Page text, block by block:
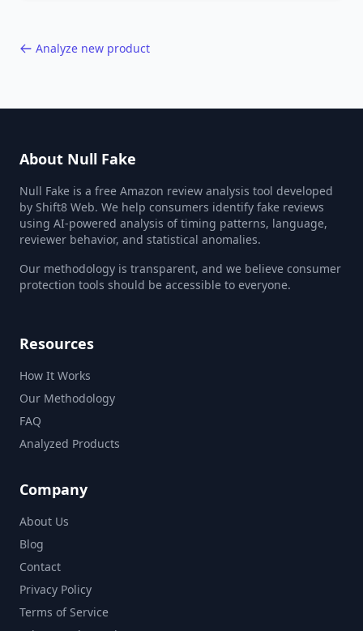
Analyze new product
About Null Fake
Null Fake is a free Amazon review analysis tool developed
by Shift8 Web. We help consumers identify fake reviews
using AI-powered analysis of timing patterns, language,
reviewer behavior, and statistical anomalies.
Our methodology is transparent, and we believe consumer
protection tools should be accessible to everyone.
Resources
How It Works
Our Methodology
FAQ
Analyzed Products
Company
About Us
Blog
Contact
Privacy Policy
Terms of Service